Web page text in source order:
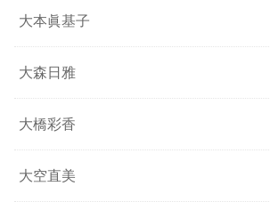
大本眞基子
大森日雅
大橋彩香
大空直美